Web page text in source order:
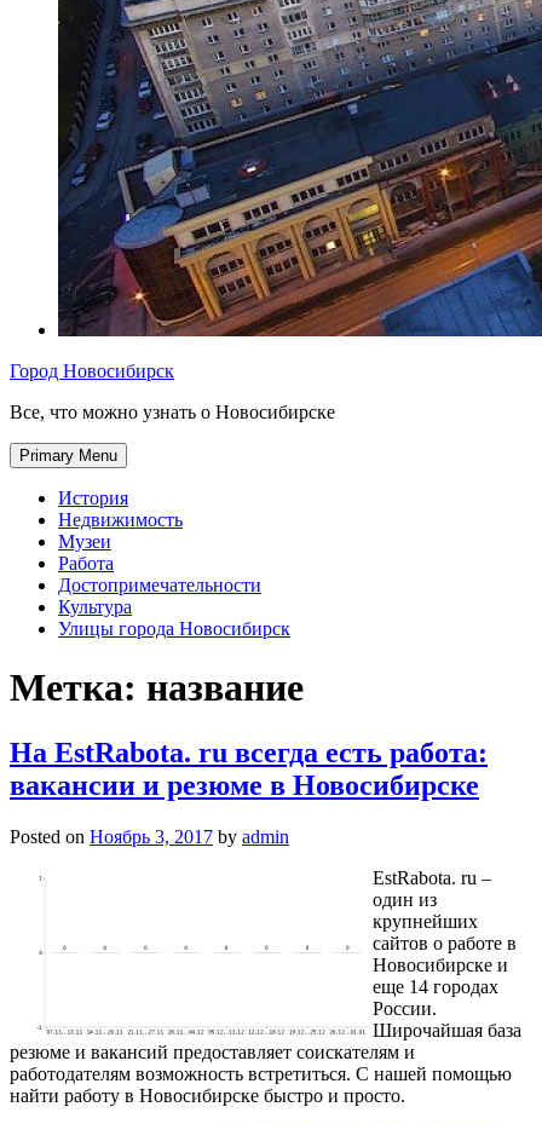
Город Новосибирск
Все, что можно узнать о Новосибирске
Primary Menu
История
Недвижимость
Музеи
Работа
Достопримечательности
Культура
Улицы города Новосибирск
Метка: название
На EstRabota. ru всегда есть работа:
вакансии и резюме в Новосибирске
Posted on Ноябрь 3, 2017 by admin
EstRabota. ru –
один из
крупнейших
сайтов о работе в
Новосибирске и
еще 14 городах
России.
Широчайшая база
резюме и вакансий предоставляет соискателям и
работодателям возможность встретиться. C нашей помощью
найти работу в Новосибирске быстро и просто.